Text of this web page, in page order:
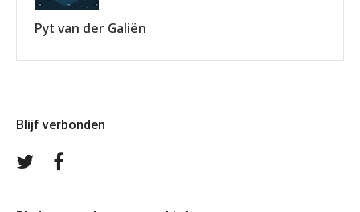
Pyt van der Galiën
Blijf verbonden
Volg